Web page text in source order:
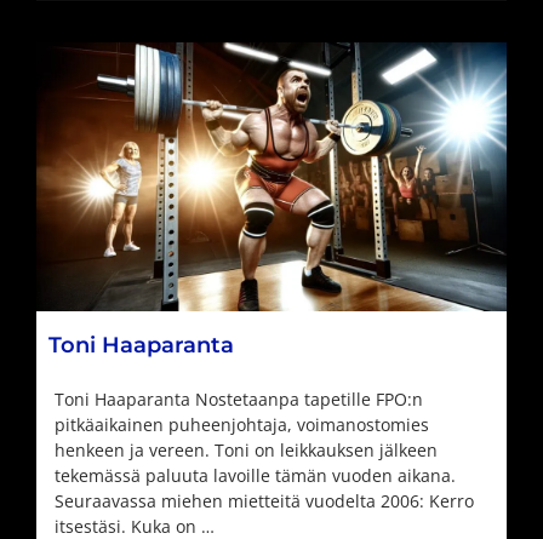
Toni Haaparanta
Toni Haaparanta Nostetaanpa tapetille FPO:n
pitkäaikainen puheenjohtaja, voimanostomies
henkeen ja vereen. Toni on leikkauksen jälkeen
tekemässä paluuta lavoille tämän vuoden aikana.
Seuraavassa miehen mietteitä vuodelta 2006: Kerro
itsestäsi. Kuka on …